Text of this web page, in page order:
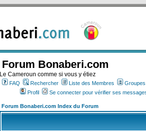
Forum Bonaberi.com
Le Cameroun comme si vous y étiez
FAQ Rechercher Liste des Membres
Profil
Se connecter pour vérifier ses
Forum Bonaberi.com Index du Forum